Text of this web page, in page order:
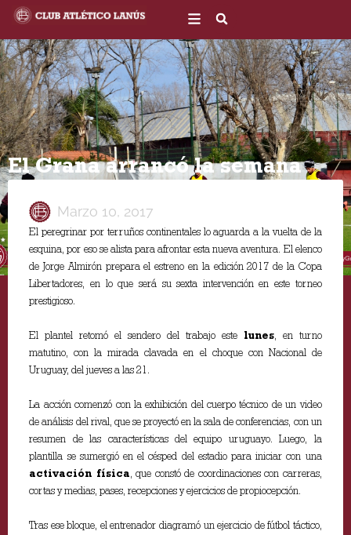
contenido
El Grana arrancó la semana
Marzo 10, 2017
El peregrinar por terruños continentales lo aguarda a la vuelta de la
esquina, por eso se alista para afrontar esta nueva aventura. El elenco
de Jorge Almirón prepara el estreno en la edición 2017 de la Copa
Libertadores, en lo que será su sexta intervención en este torneo
prestigioso.
El plantel retomó el sendero del trabajo este lunes, en turno
matutino, con la mirada clavada en el choque con Nacional de
Uruguay, del jueves a las 21.
La acción comenzó con la exhibición del cuerpo técnico de un video
de análisis del rival, que se proyectó en la sala de conferencias, con un
resumen de las características del equipo uruguayo. Luego, la
plantilla se sumergió en el césped del estadio para iniciar con una
activación física, que constó de coordinaciones con carreras,
cortas y medias, pases, recepciones y ejercicios de propiocepción.
Tras ese bloque, el entrenador diagramó un ejercicio de fútbol táctico,